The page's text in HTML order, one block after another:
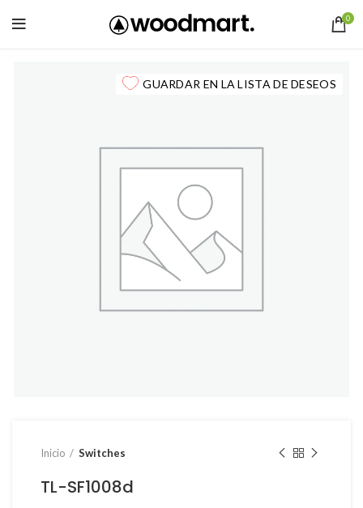
0
GUARDAR EN LA LISTA DE DESEOS
Inicio Switches
TL-SF1008d